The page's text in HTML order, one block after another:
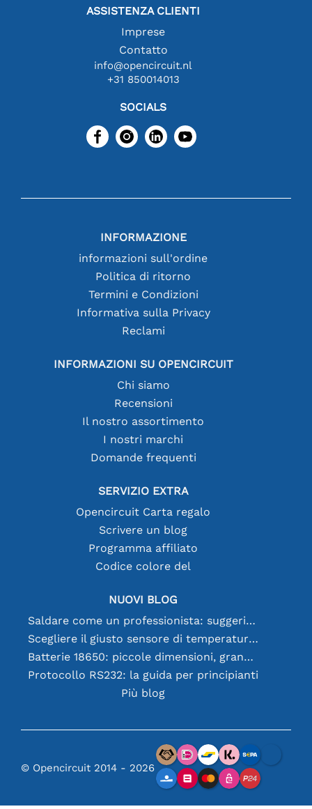
ASSISTENZA CLIENTI
Imprese
Contatto
info@opencircuit.nl
+31 850014013
SOCIALS
INFORMAZIONE
informazioni sull'ordine
Politica di ritorno
Termini e Condizioni
Informativa sulla Privacy
Reclami
INFORMAZIONI SU OPENCIRCUIT
Chi siamo
Recensioni
Il nostro assortimento
I nostri marchi
Domande frequenti
SERVIZIO EXTRA
Opencircuit Carta regalo
Scrivere un blog
Programma affiliato
Codice colore del
NUOVI BLOG
Saldare come un professionista: suggerimenti per connessioni elettroniche perfette
Scegliere il giusto sensore di temperatura [youtube]
Batterie 18650: piccole dimensioni, grandi prestazioni
Protocollo RS232: la guida per principianti
Più blog
© Opencircuit 2014 - 2026